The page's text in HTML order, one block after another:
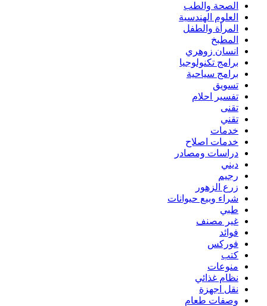
الصحة والطب
العلوم الهندسية
المرأة والطفل
المطبخ
انسان زوهري
برامج تكنولوجيا
برامج سياحية
تسويق
تفسير احلام
تقنى
تقني
خدمات
خدمات اصلاح
دراسات ومصادر
ديني
رجيم
زرع الزهور
شراء وبيع حيوانات
طبي
غير مصنف
فوائد
فوركس
كتب
منوعات
نظام غذائي
نقل اجهزة
وصفات طعام